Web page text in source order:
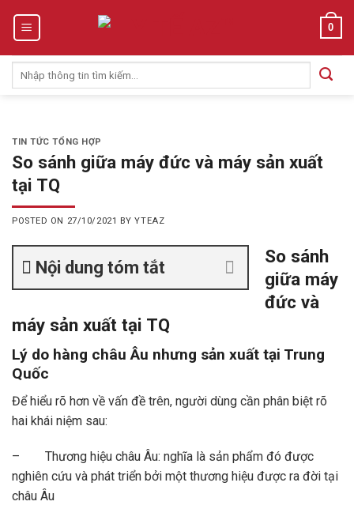
0
kiếm:
TIN TỨC TỔNG HỢP
So sánh giữa máy đức và máy sản xuất
tại TQ
POSTED ON 27/10/2021 BYYTEAZ
Nội dung tóm tắt
So sánh
giữa máy
đức và
máy sản xuất tại TQ
Lý do hàng châu Âu nhưng sản xuất tại Trung
Quốc
Để hiểu rõ hơn về vấn đề trên, người dùng cần phân biệt rõ
hai khái niệm sau:
– Thương hiệu châu Âu: nghĩa là sản phẩm đó được
nghiên cứu và phát triển bởi một thương hiệu được ra đời tại
châu Âu